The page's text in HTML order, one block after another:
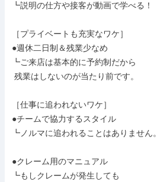
┗説明の仕方や接客が動画で学べる！
［プライベートも充実なワケ］
●週休二日制＆残業少なめ
┗ご来店は基本的に予約制だから
［仕事に追われないワケ］
●チームで協力するスタイル
┗ノルマに追われることはありません。
●クレーム用のマニュアル
┗もしクレームが発生しても